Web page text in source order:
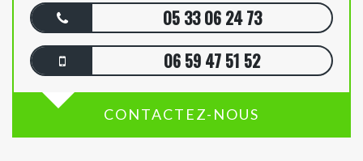
05 33 06 24 73
06 59 47 51 52
CONTACTEZ-NOUS